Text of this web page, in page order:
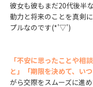
彼女も彼もまだ20代後半
動力と将来のことを真剣
プルなのです(*'▽')
「不安に思ったことや相
と」
「期限を決めて、い
がら交際をスムーズに進